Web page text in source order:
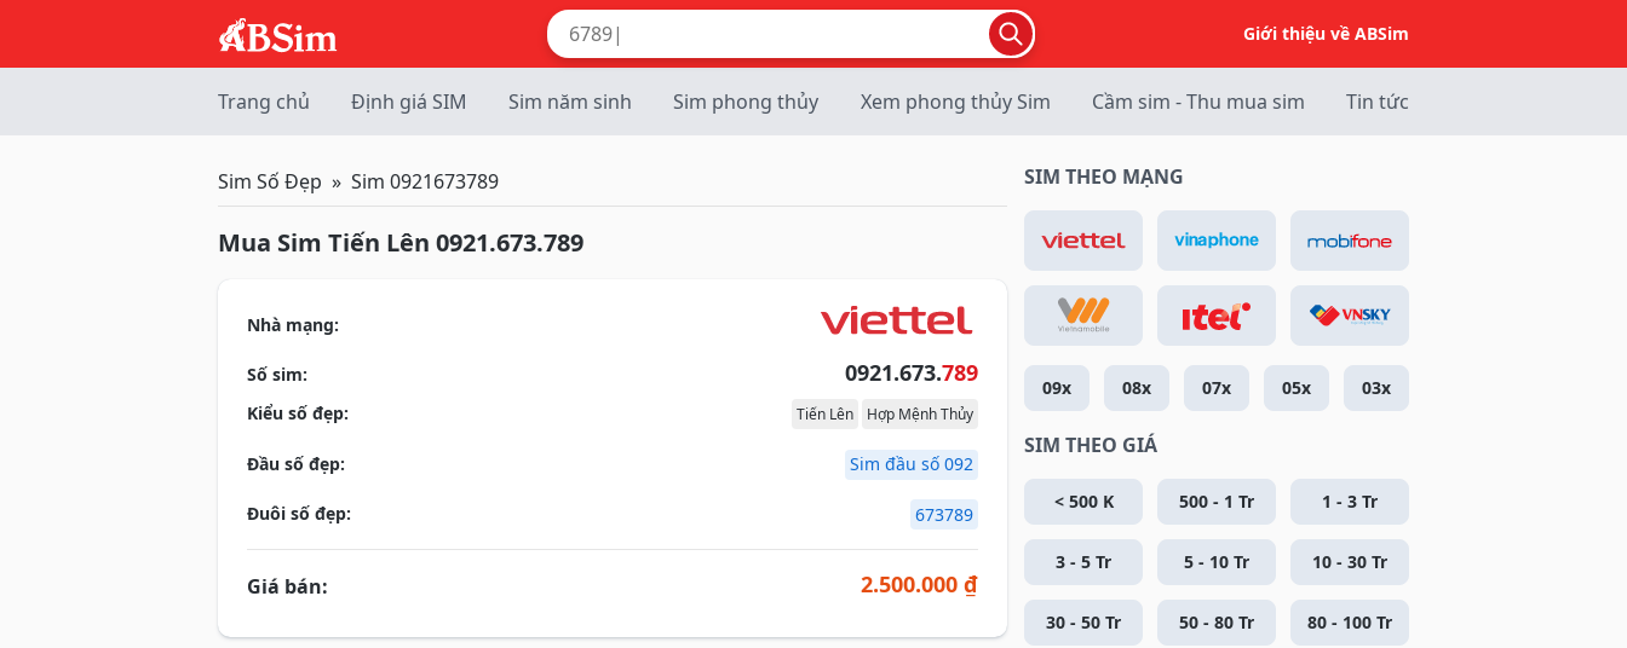
Giới thiệu về ABSim
Trang chủ Định giá SIM Sim năm sinh Sim phong thủy Xem phong thủy Sim Cầm sim - Thu mua sim Tin tức
Sim Số Đẹp Sim 0921673789
Mua Sim Tiến Lên 0921.673.789
Nhà mạng:
Số sim: 0921.673.789
Kiểu số đẹp: Tiến Lên Hợp Mệnh Thủy
Đầu số đẹp: Sim đầu số 092
Đuôi số đẹp: 673789
Giá bán: 2.500.000 ₫
SIM THEO MẠNG
09x 08x 07x 05x 03x
SIM THEO GIÁ
< 500 K 500 - 1 Tr 1 - 3 Tr
3 - 5 Tr 5 - 10 Tr 10 - 30 Tr
30 - 50 Tr 50 - 80 Tr 80 - 100 Tr